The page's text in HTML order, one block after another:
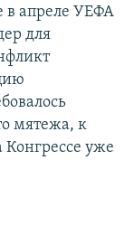
в апреле УЕФА
для
мятежа, к
уже